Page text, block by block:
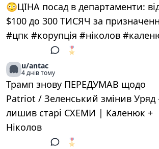
😳ЦІНА посад в департаменти:
$100 до 300 ТИСЯЧ за
#цпк #корупція #ніколов
🎖️
u/antac
4 днів тому
Трамп знову ПЕРЕДУМАВ щодо
Patriot / Зеленський змінив
лишив старі СХЕМИ | Каленюк +
Ніколов
🎖️